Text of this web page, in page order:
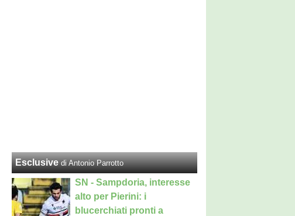
Esclusive di Antonio Parrotto
SN - Sampdoria, interesse
alto per Pierini: i
blucerchiati pronti a